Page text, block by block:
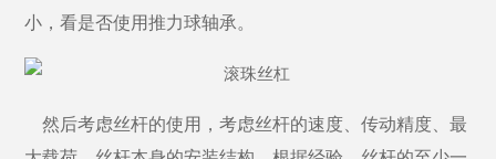
小，看是否使用推力球轴承。
然后考虑丝杆的使用，考虑丝杆的速度、传动精度、最